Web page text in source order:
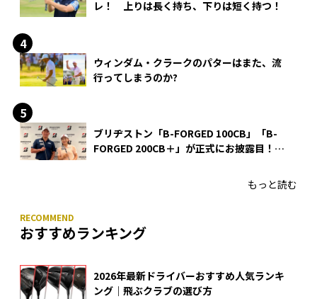
レ！ 上りは長く持ち、下りは短く持つ！
ウィンダム・クラークのパターはまた、流
行ってしまうのか?
ブリヂストン「B-FORGED 100CB」「B-
FORGED 200CB＋」が正式にお披露目！
もっと読む
おすすめランキング
2026年最新ドライバーおすすめ人気ランキ
ング｜飛ぶクラブの選び方